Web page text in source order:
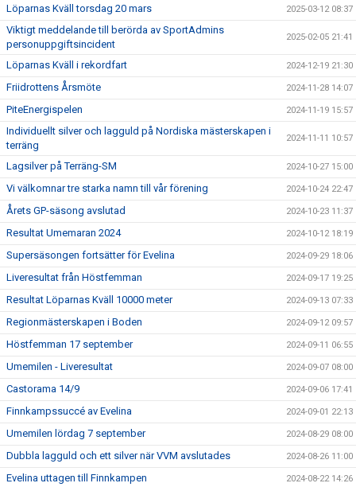
Löparnas Kväll torsdag 20 mars 2025-03-12 08:37
Viktigt meddelande till berörda av SportAdmins
personuppgiftsincident
2025-02-05 21:41
Löparnas Kväll i rekordfart 2024-12-19 21:30
Friidrottens Årsmöte 2024-11-28 14:07
PiteEnergispelen 2024-11-19 15:57
Individuellt silver och lagguld på Nordiska mästerskapen i
terräng
2024-11-11 10:57
Lagsilver på Terräng-SM 2024-10-27 15:00
Vi välkomnar tre starka namn till vår förening 2024-10-24 22:47
Årets GP-säsong avslutad 2024-10-23 11:37
Resultat Umemaran 2024 2024-10-12 18:19
Supersäsongen fortsätter för Evelina 2024-09-29 18:06
Liveresultat från Höstfemman 2024-09-17 19:25
Resultat Löparnas Kväll 10000 meter 2024-09-13 07:33
Regionmästerskapen i Boden 2024-09-12 09:57
Höstfemman 17 september 2024-09-11 06:55
Umemilen - Liveresultat 2024-09-07 08:00
Castorama 14/9 2024-09-06 17:41
Finnkampssuccé av Evelina 2024-09-01 22:13
Umemilen lördag 7 september 2024-08-29 08:00
Dubbla lagguld och ett silver när VVM avslutades 2024-08-26 11:00
Evelina uttagen till Finnkampen 2024-08-22 14:26